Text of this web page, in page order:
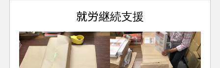
就労継続支援